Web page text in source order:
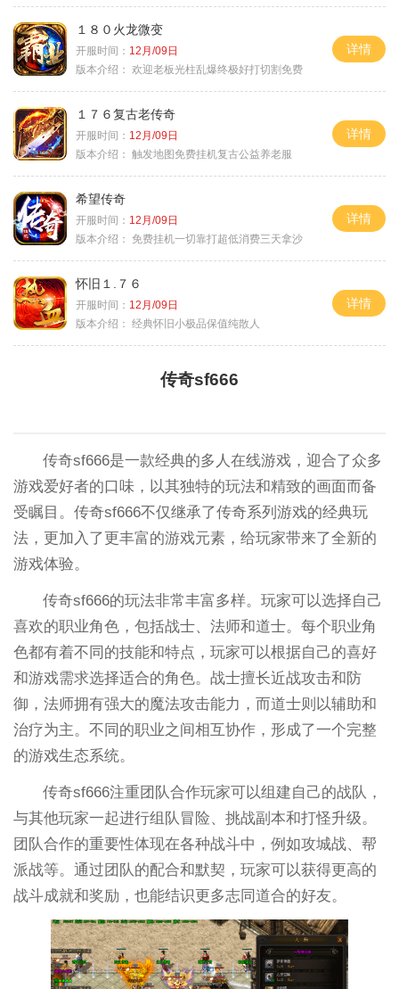
１８０火龙微变
开服时间： 12月/09日
版本介绍： 欢迎老板光柱乱爆终极好打切割免费
详情
１７６复古老传奇
开服时间： 12月/09日
版本介绍： 触发地图免费挂机复古公益养老服
详情
希望传奇
开服时间： 12月/09日
版本介绍： 免费挂机一切靠打超低消费三天拿沙
详情
怀旧１.７６
开服时间： 12月/09日
版本介绍： 经典怀旧小极品保值纯散人
详情
传奇sf666
传奇sf666是一款经典的多人在线游戏，迎合了众多
游戏爱好者的口味，以其独特的玩法和精致的画面而备
受瞩目。传奇sf666不仅继承了传奇系列游戏的经典玩
法，更加入了更丰富的游戏元素，给玩家带来了全新的
游戏体验。
传奇sf666的玩法非常丰富多样。玩家可以选择自己
喜欢的职业角色，包括战士、法师和道士。每个职业角
色都有着不同的技能和特点，玩家可以根据自己的喜好
和游戏需求选择适合的角色。战士擅长近战攻击和防
御，法师拥有强大的魔法攻击能力，而道士则以辅助和
治疗为主。不同的职业之间相互协作，形成了一个完整
的游戏生态系统。
传奇sf666注重团队合作玩家可以组建自己的战队，
与其他玩家一起进行组队冒险、挑战副本和打怪升级。
团队合作的重要性体现在各种战斗中，例如攻城战、帮
派战等。通过团队的配合和默契，玩家可以获得更高的
战斗成就和奖励，也能结识更多志同道合的好友。